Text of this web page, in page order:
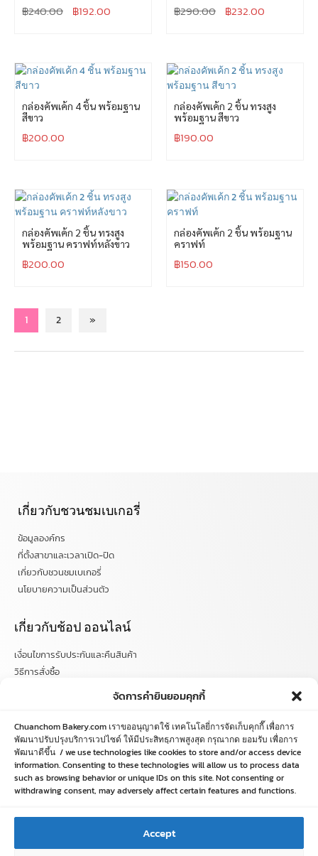
จัดการคำยินยอมคุกกี้
Chuanchom Bakery.com เราขออนุญาตใช้ เทคโนโลยี่การจัดเก็บคุกกี๊ เพื่อการ
พัฒนาปรับปรุงบริการเวปไซด์ ให้มีประสิทธฺภาพสูงสุด กรุณากด ยอมรับ เพื่อการ
พัฒนาดีขึ้น / we use technologies like cookies to store and/or access device
information. Consenting to these technologies will allow us to process data
such as browsing behavior or unique IDs on this site. Not consenting or
withdrawing consent, may adversely affect certain features and functions.
Accept
฿240.00 ฿192.00 ฿290.00 ฿232.00
กล่องคัพเค้ก 4 ชิ้น พร้อมฐาน
สีขาว
฿200.00
กล่องคัพเค้ก 2 ชิ้น ทรงสูง
พร้อมฐาน สีขาว
฿190.00
กล่องคัพเค้ก 2 ชิ้น ทรงสูง
พร้อมฐาน คราฟท์หลังขาว
฿200.00
กล่องคัพเค้ก 2 ชิ้น พร้อมฐาน
คราฟท์
฿150.00
1 2 »
เกี่ยวกับชวนชมเบเกอรี่
ข้อมูลองค์กร
ที่ตั้งสาขาและเวลาเปิด-ปิด
เกี่ยวกับชวนชมเบเกอรี่
นโยบายความเป็นส่วนตัว
เกี่ยวกับช้อป ออนไลน์
เงื่อนไขการรับประกันและคืนสินค้า
วิธีการสั่งซื้อ
ติดตามข่าวสารได้ที่
chuanchombakery
chuanchombakery